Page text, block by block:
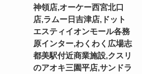
神領店,オーケー西宮北口
店,ラムー日吉津店,ドット
エスティイオンモール各務
原インター,わくわく広場志
都美駅付近商業施設,クスリ
のアオキ三園平店,サンドラ